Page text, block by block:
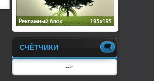
СЧЁТЧИКИ
-->